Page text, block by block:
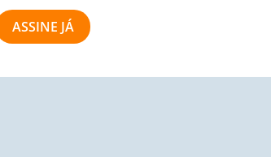
ASSINE JÁ